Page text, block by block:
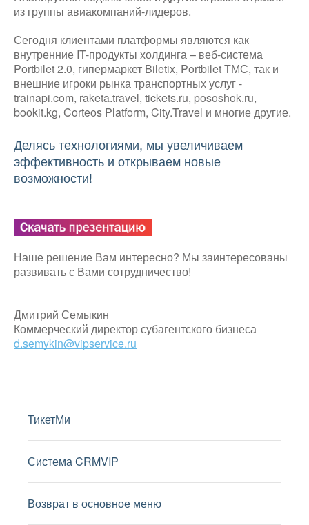
из группы авиакомпаний-лидеров.
Сегодня клиентами платформы являются как
внутренние IT-продукты холдинга – веб-система
Portbilet 2.0, гипермаркет Biletix, Portbilet ТМС, так и
внешние игроки рынка транспортных услуг -
trainapi.com, raketa.travel, tickets.ru, pososhok.ru,
bookit.kg, Corteos Platform, City.Travel и многие другие.
Делясь технологиями, мы увеличиваем
эффективность и открываем новые
возможности!
Наше решение Вам интересно? Мы заинтересованы
развивать с Вами сотрудничество!
Дмитрий Семыкин
Коммерческий директор субагентского бизнеса
d.semykin@vipservice.ru
ТикетМи
Система CRMVIP
Возврат в основное меню